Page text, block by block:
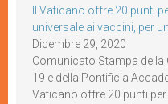
Il Vaticano offre 20 punti
universale ai vaccini, per
Dicembre 29, 2020
Comunicato Stampa
19 e della Pontificia
Vaticano offre 20 punti